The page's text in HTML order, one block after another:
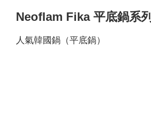
Neoflam Fika 平底鍋系列
人氣韓國鍋（平底鍋）